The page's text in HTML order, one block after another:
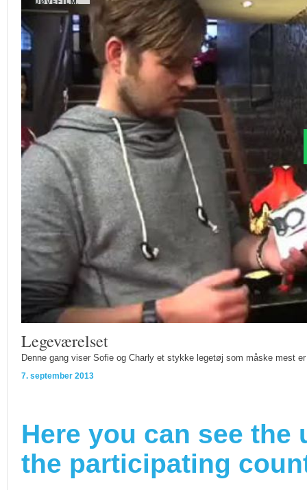
Legeværelset
Denne gang viser Sofie og Charly et stykke legetøj som måske mest
7. september 2013
Here you can see
the participating